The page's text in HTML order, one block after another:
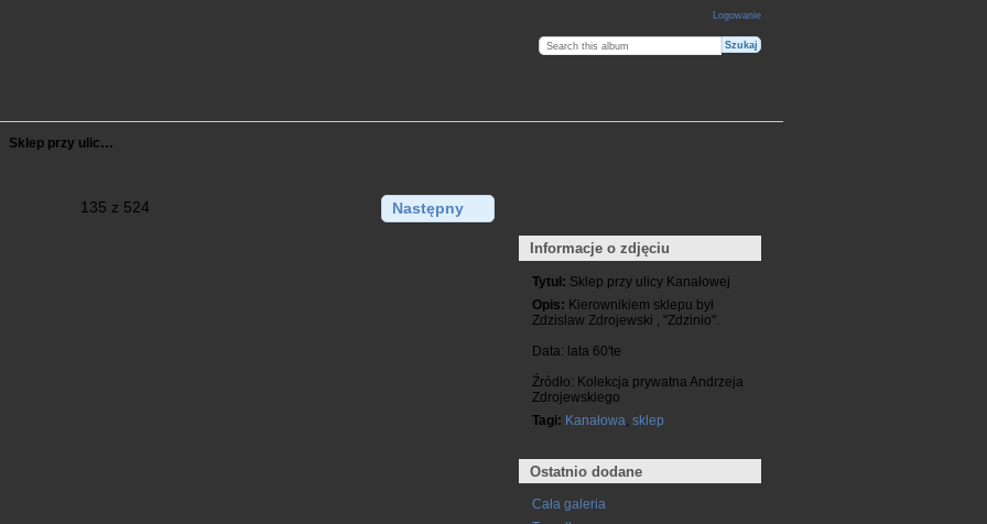
Logowanie
Sklep przy ulic…
135 z 524 Następny
Informacje o zdjęciu
Tytuł: Sklep przy ulicy Kanałowej
Opis: Kierownikiem sklepu był
Zdzislaw Zdrojewski , "Zdzinio".
Data: lata 60'te
Źródło: Kolekcja prywatna Andrzeja
Zdrojewskiego
Tagi: Kanałowa sklep
Ostatnio dodane
Cała galeria